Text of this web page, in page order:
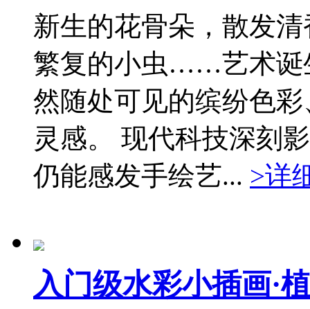
新生的花骨朵，散发
繁复的小虫……艺术诞
然随处可见的缤纷色
灵感。 现代科技深刻
仍能感发手绘艺... >详
入门级水彩小插画·